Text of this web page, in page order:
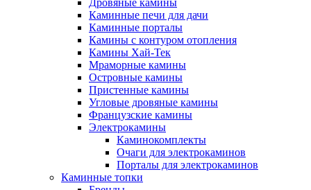
Дровяные камины
Каминные печи для дачи
Каминные порталы
Камины с контуром отопления
Камины Хай-Тек
Мраморные камины
Островные камины
Пристенные камины
Угловые дровяные камины
Французские камины
Электрокамины
Каминокомплекты
Очаги для электрокаминов
Порталы для электрокаминов
Каминные топки